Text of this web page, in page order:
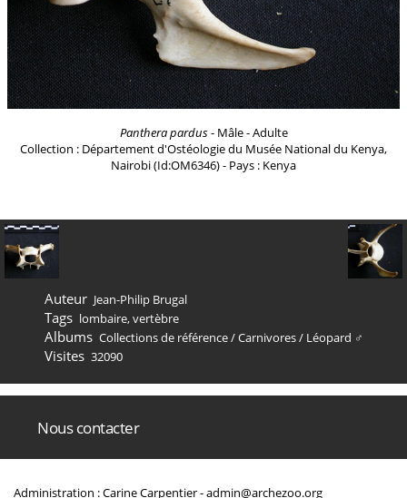
Panthera pardus- Mâle - Adulte
Collection : Département d'Ostéologie du Musée National du Kenya,
Nairobi (Id:OM6346) - Pays : Kenya
Auteur Jean-Philip Brugal
Tags lombaire,vertèbre
Albums Collections de référence/Carnivores/ Léopard ♂
Visites 32090
Nous contacter
Administration : Carine Carpentier -admin@archezoo.org